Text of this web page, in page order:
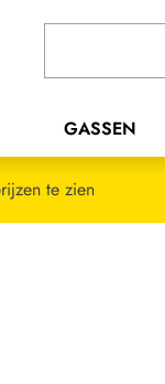
GASSEN
te zien